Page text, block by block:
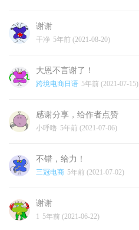
谢谢
干净 5年前 (2021-08-20)
大恩不言谢了！
跨境电商日语 5年前 (2021-07-15)
感谢分享，给作者点赞
小呼噜 5年前 (2021-07-06)
不错，给力！
三冠电商 5年前 (2021-07-02)
谢谢
1 5年前 (2021-06-22)